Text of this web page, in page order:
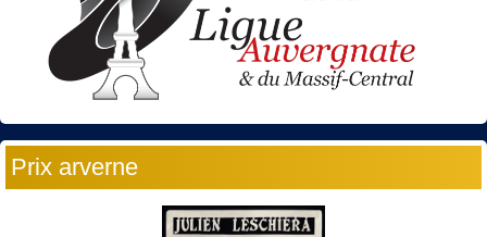
Prix arverne